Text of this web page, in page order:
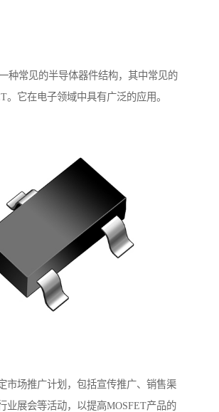
种常见的半导体器件结构，其中常见的
。它在电子领域中具有广泛的应用。
市场推广计划，包括宣传推广、销售渠
业展会等活动，以提高MOSFET产品的